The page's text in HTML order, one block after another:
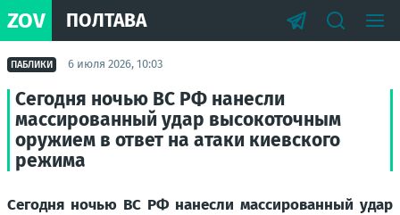
ZOV ПОЛТАВА
ПАБЛИКИ 6 июля 2026, 10:03
Сегодня ночью ВС РФ нанесли
массированный удар высокоточным
оружием в ответ на атаки киевского
режима
Сегодня ночью ВС РФ нанесли массированный удар